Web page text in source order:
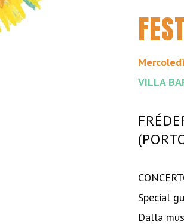
VILLA
Special
Dalla